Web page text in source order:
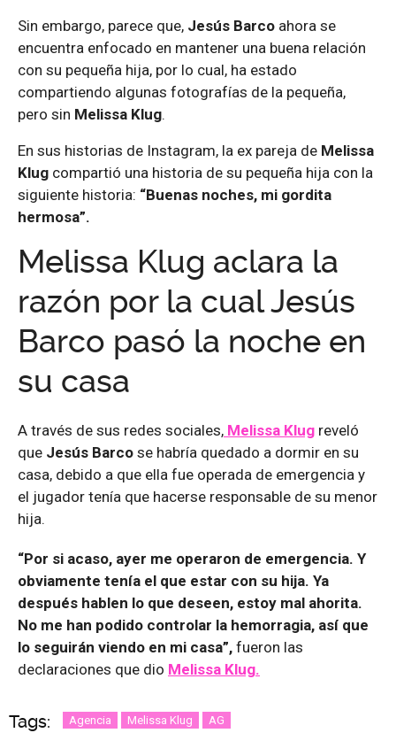
Sin embargo, parece que, Jesús Barco ahora se
encuentra enfocado en mantener una buena relación
con su pequeña hija, por lo cual, ha estado
compartiendo algunas fotografías de la pequeña,
pero sin Melissa Klug.
En sus historias de Instagram, la ex pareja de Melissa
Klug compartió una historia de su pequeña hija con la
siguiente historia: “Buenas noches, mi gordita
hermosa”.
Melissa Klug aclara la
razón por la cual Jesús
Barco pasó la noche en
su casa
A través de sus redes sociales, Melissa Klug reveló
que Jesús Barco se habría quedado a dormir en su
casa, debido a que ella fue operada de emergencia y
el jugador tenía que hacerse responsable de su menor
hija.
“Por si acaso, ayer me operaron de emergencia. Y
obviamente tenía el que estar con su hija. Ya
después hablen lo que deseen, estoy mal ahorita.
No me han podido controlar la hemorragia, así que
lo seguirán viendo en mi casa”, fueron las
declaraciones que dio Melissa Klug.
Tags: Agencia Melissa Klug AG